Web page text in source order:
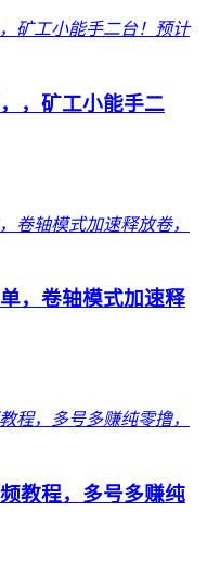
，矿工小能手二
，卷轴模式加速释
教程，多号多赚纯